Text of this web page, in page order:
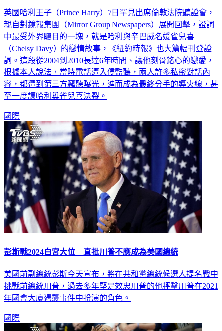
英國哈利王子（Prince Harry）7日罕見出席倫敦法院聽證會，
親自對鏡報集團（Mirror Group Newspapers）展開回擊，證詞
中最受外界矚目的一塊，就是哈利與辛巴威名媛雀兒喜
（Chelsy Davy）的戀情故事，《紐約時報》也大篇幅刊登證
詞。這段從2004到2010長達6年時間、讓他刻骨銘心的戀愛，
根據本人說法，當時電話遭入侵監聽，兩人許多私密對話內
容，都遭到第三方竊聽曝光，進而成為最終分手的導火線，甚
至一度讓哈利與雀兒喜決裂。
國際
彭斯戰2024白宮大位 直批川普不應成為美國總統
美國前副總統彭斯今天宣布，將在共和黨總統候選人提名戰中
挑戰前總統川普，過去多年堅定效忠川普的他抨擊川普在2021
年國會大廈遇襲事件中扮演的角色。
國際